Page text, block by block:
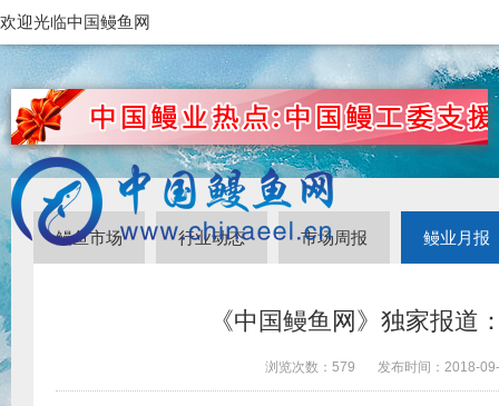
欢迎光临中国鳗鱼网
鳗鱼市场 行业动态 市场周报 鳗业月报
《中国鳗鱼网》独家报道
浏览次数： 579 发布时间： 2018-